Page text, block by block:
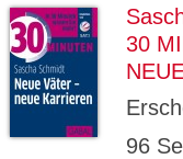
30
96